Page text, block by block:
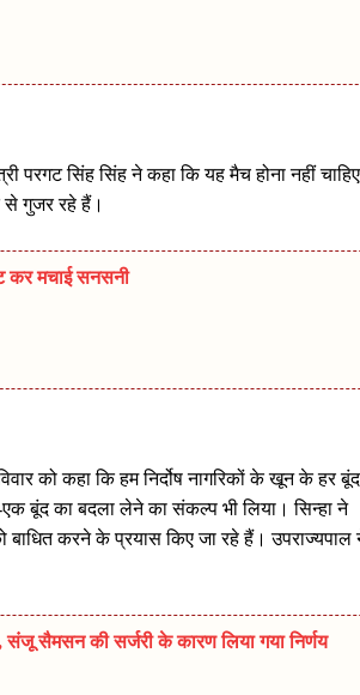
परगट सिंह सिंह ने कहा कि यह मैच होना नहीं
से गुजर रहे हैं।
कर मचाई सनसनी
को कहा कि हम निर्दोष नागरिकों के खून के हर बूंद
बूंद का बदला लेने का संकल्प भी लिया। सिन्हा ने
बाधित करने के प्रयास किए जा रहे हैं। उपराज्यपाल
सैमसन की सर्जरी के कारण लिया गया निर्णय